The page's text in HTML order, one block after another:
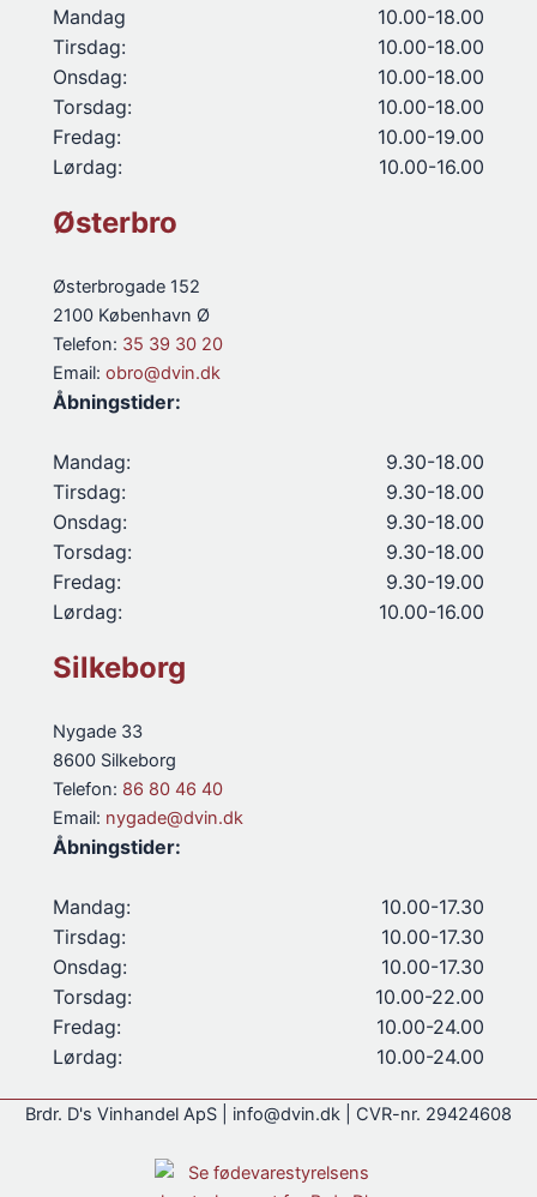
Mandag
10.00-18.00
Tirsdag:
10.00-18.00
Onsdag:
10.00-18.00
Torsdag:
10.00-18.00
Fredag:
10.00-19.00
Lørdag:
10.00-16.00
Østerbro
Østerbrogade 152
2100 København Ø
Telefon: 35 39 30 20
Email: obro@dvin.dk
Åbningstider:
Mandag:
9.30-18.00
Tirsdag:
9.30-18.00
Onsdag:
9.30-18.00
Torsdag:
9.30-18.00
Fredag:
9.30-19.00
Lørdag:
10.00-16.00
Silkeborg
Nygade 33
8600 Silkeborg
Telefon: 86 80 46 40
Email: nygade@dvin.dk
Åbningstider:
Mandag:
10.00-17.30
Tirsdag:
10.00-17.30
Onsdag:
10.00-17.30
Torsdag:
10.00-22.00
Fredag:
10.00-24.00
Lørdag:
10.00-24.00
Brdr. D's Vinhandel ApS | info@dvin.dk | CVR-nr. 29424608